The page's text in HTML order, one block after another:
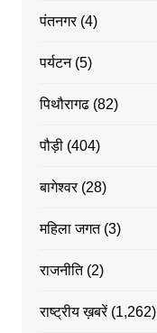
पंतनगर(4)
पर्यटन(5)
पिथौरागढ(82)
पौड़ी(404)
बागेश्वर(28)
महिला जगत(3)
राजनीति(2)
राष्ट्रीय ख़बरें(1,262)